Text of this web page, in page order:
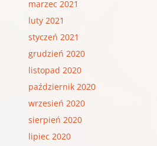
marzec 2021
luty 2021
styczeń 2021
grudzień 2020
listopad 2020
październik 2020
wrzesień 2020
sierpień 2020
lipiec 2020